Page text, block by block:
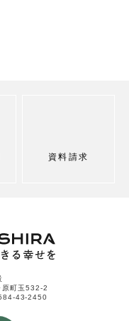
資料請求
町玉532-2
43-2450